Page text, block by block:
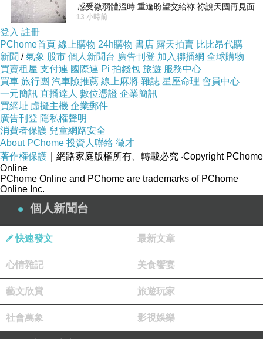
定的抑製作用。
2、保肝解酒
犀利士哪裡買 犀利士多久前吃 犀利士作用 犀利
士屈臣氏 犀利士台灣官網價格 犀利士療程 犀利
士助勃 犀利士威爾鋼區別 犀利士樂威莊區別
利士哪裡出廠 正常人吃犀利士
快過年了，節日期間難免菸酒應酬、大吃大
喝。如果要說過節的養生之道，飲食有節、起居
有常這些都是老生常談，實際上也很難做到。在
放假期間，堅持每天吃一個獼猴桃，倒是一個既
簡單又有效的方法。
獼猴桃是適合在節日宴席吃的水果。好多水
空腹吃傷胃，好是飯後吃，尤其是在有酒有肉的
大餐後吃，節日盛宴配上它是完美的。
過節肯定要喝酒，獼猴桃解酒的效果比眾所
周知的柑橘還要好。誰要是酒喝多了，馬上給他
來一杯獼猴桃汁，可以解酒毒，保護肝臟。
感受微弱體溫時 重逢盼望交給祢 祢說天國再見面
此刻忍淚說別離 他日靈魂再
13 小時前
登入 註冊
PChome首頁 線上購物 24h購物 書店 露天拍賣 比比昂代購
新聞 /氣象 股市 個人新聞台 廣告刊登 加入聯播網 全球購物
買賣租屋 支付連 國際連 Pi 拍錢包 旅遊 服務中心
買車 旅行團 汽車險推薦 線上麻將 雜誌 星座命理 會員中心
一元簡訊 直播達人 數位憑證 企業簡訊
買網址 虛擬主機 企業郵件
廣告刊登 隱私權聲明
消費者保護 兒童網路安全
About PChome 投資人聯絡 徵才
著作權保護 ｜網路家庭版權所有、轉載必究 ‧Copyright PChome
Online
PChome Online and PChome are trademarks of PChome
Online Inc.
個人新聞台
快速發文 最新文章
心情雜記 美食饗宴
藝文欣賞 旅遊玩家
社會萬象 影視娛樂